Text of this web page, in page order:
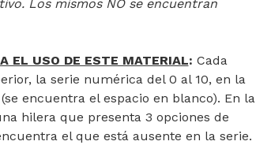
Los mismos NO se encuentran
EL USO DE ESTE MATERIAL: Cada
la serie numérica del 0 al 10, en la
encuentra el espacio en blanco). En la
hilera que presenta 3 opciones de
el que está ausente en la serie.